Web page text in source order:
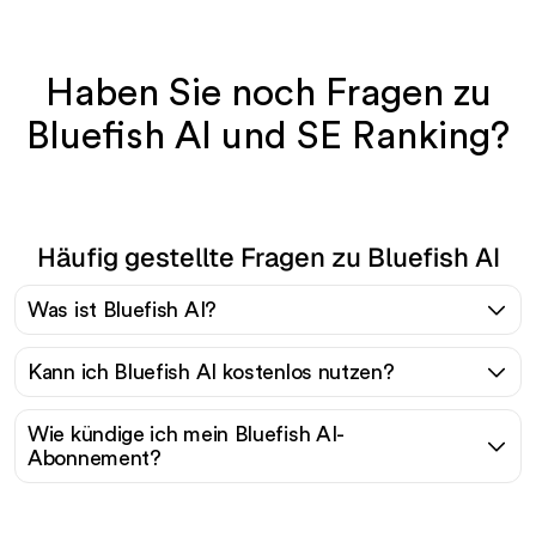
Haben Sie noch Fragen zu
Bluefish AI und SE Ranking?
Häufig gestellte Fragen zu Bluefish AI
Was ist Bluefish AI?
Kann ich Bluefish AI kostenlos nutzen?
Wie kündige ich mein Bluefish AI-
Abonnement?